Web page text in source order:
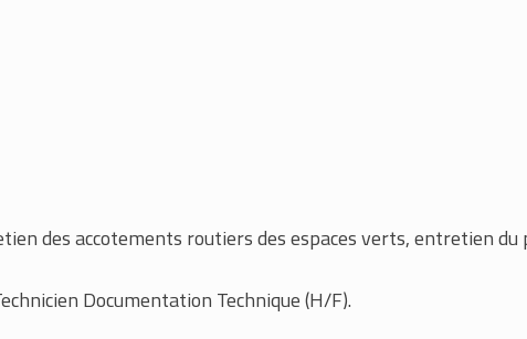
des accotements routiers des espaces verts, entretien du
Documentation Technique (H/F).